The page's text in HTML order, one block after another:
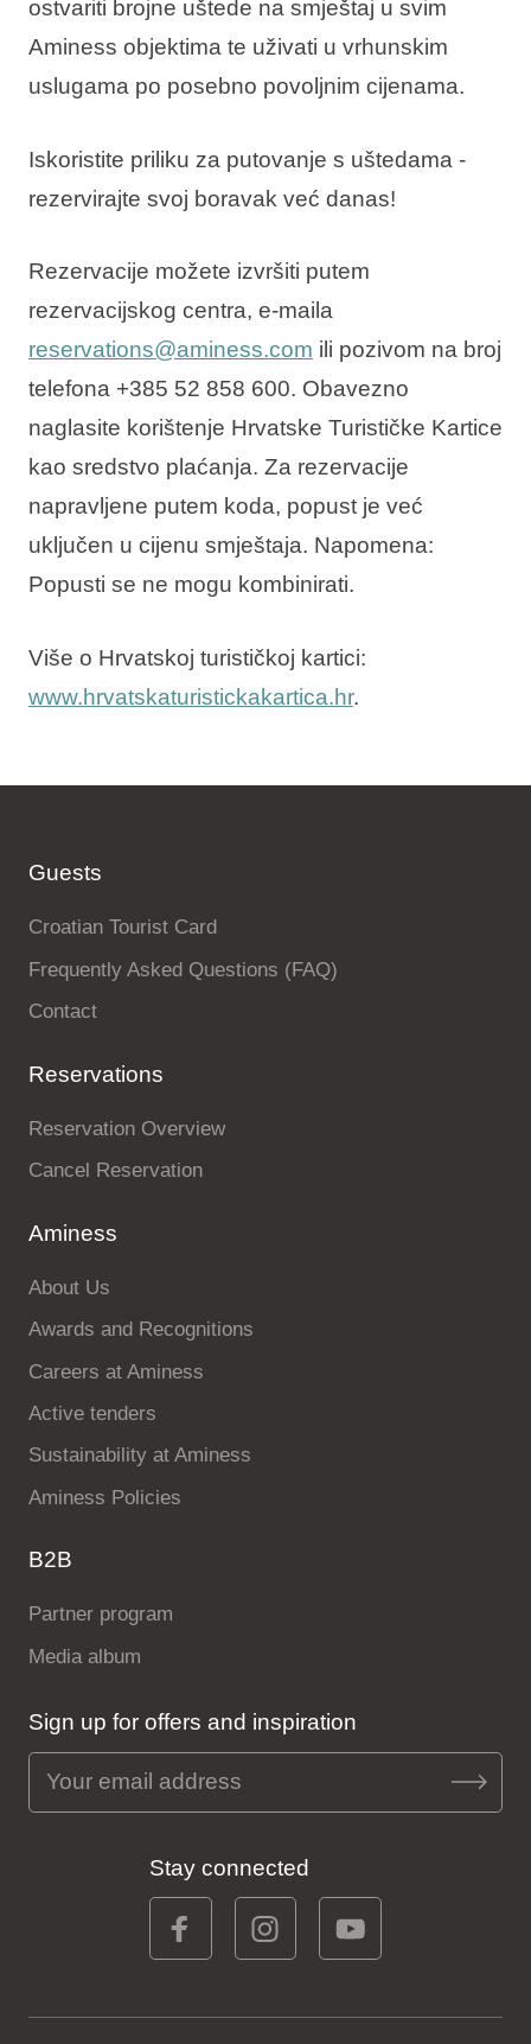
ostvariti brojne uštede na smještaj u svim
Aminess objektima te uživati u vrhunskim
uslugama po posebno povoljnim cijenama.
Iskoristite priliku za putovanje s uštedama -
rezervirajte svoj boravak već danas!
Rezervacije možete izvršiti putem
rezervacijskog centra, e-maila
reservations@aminess.com ili pozivom na broj
telefona +385 52 858 600. Obavezno
naglasite korištenje Hrvatske Turističke Kartice
kao sredstvo plaćanja. Za rezervacije
napravljene putem koda, popust je već
uključen u cijenu smještaja. Napomena:
Popusti se ne mogu kombinirati.
Više o Hrvatskoj turističkoj kartici:
www.hrvatskaturistickakartica.hr.
Guests
Croatian Tourist Card
Frequently Asked Questions (FAQ)
Contact
Reservations
Reservation Overview
Cancel Reservation
Aminess
About Us
Awards and Recognitions
Careers at Aminess
Active tenders
Sustainability at Aminess
Aminess Policies
B2B
Partner program
Media album
Sign up for offers and inspiration
Stay connected